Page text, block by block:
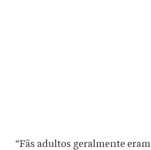
“Fãs adultos geralmente eram